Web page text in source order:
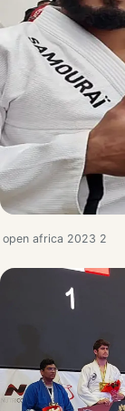
open africa 2023 2